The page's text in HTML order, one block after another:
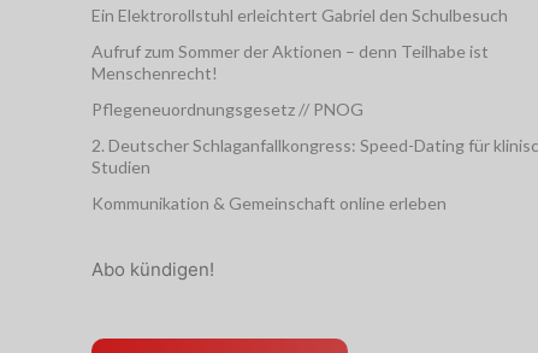
Ein Elektrorollstuhl erleichtert Gabriel den Schulbesuch
Aufruf zum Sommer der Aktionen – denn Teilhabe ist
Menschenrecht!
Pflegeneuordnungsgesetz // PNOG
2. Deutscher Schlaganfallkongress: Speed-Dating für
Studien
Kommunikation & Gemeinschaft online erleben
Abo kündigen!